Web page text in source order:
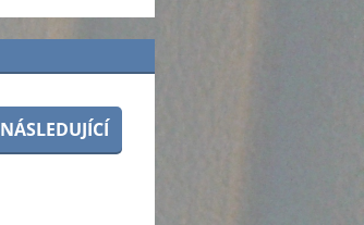
NÁSLEDUJÍCÍ